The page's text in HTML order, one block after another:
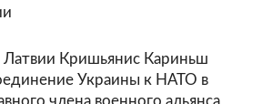
Кришьянис Кариньш
Украины к НАТО в
члена военного альянса